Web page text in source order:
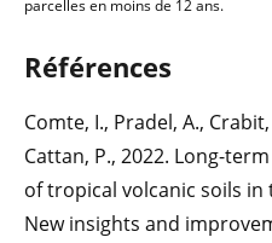
parcelles en moins de 12 ans.
Références
Comte, I., Pradel, A.,
Cattan, P., 2022. Long-
of tropical volcanic soils in
New insights and